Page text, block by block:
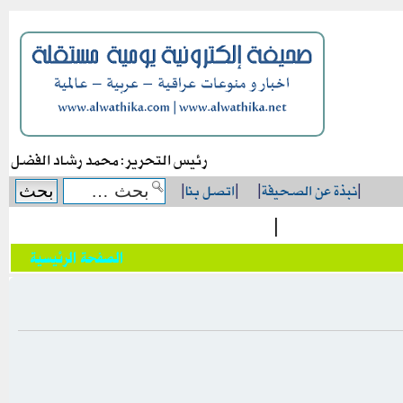
رئيس التحرير: محمد رشاد الفضل
|نبذة عن الصحيفة|
|اتصل بنا|
|
الصفحة الرئيسية